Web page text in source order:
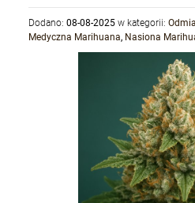
Dodano:08-08-2025 w kategorii:
Medyczna Marihuana, Nasiona